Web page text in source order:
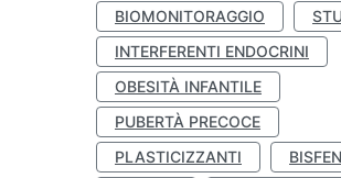
BIOMONITORAGGIO
INTERFERENTI ENDOCRINI
OBESITÀ INFANTILE
PUBERTÀ PRECOCE
PLASTICIZZANTI